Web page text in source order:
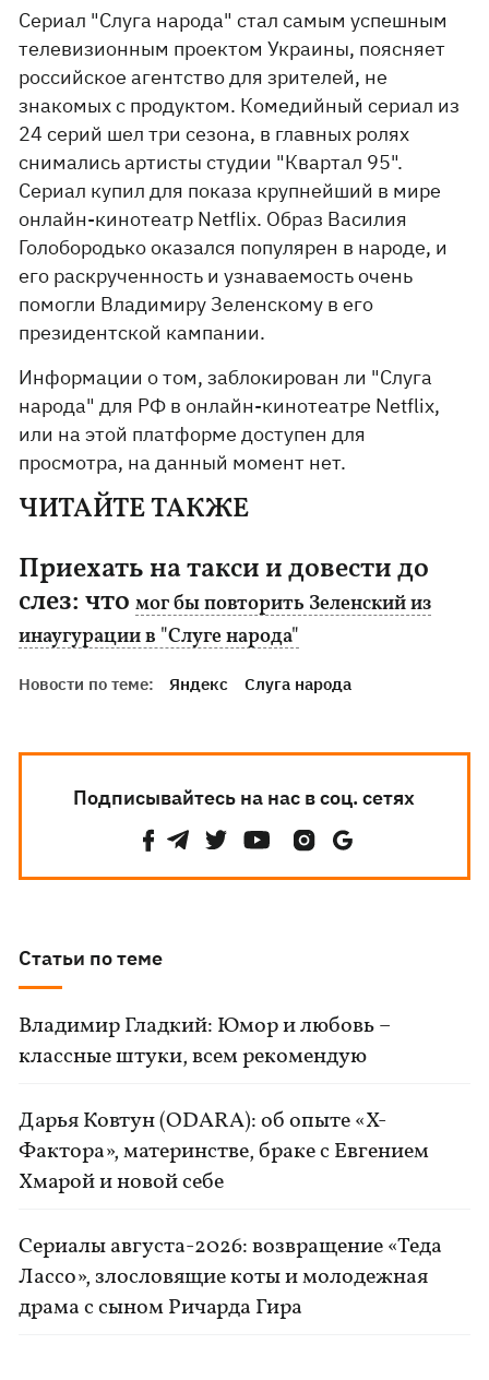
Сериал "Слуга народа" стал самым успешным
телевизионным проектом Украины, поясняет
российское агентство для зрителей, не
знакомых с продуктом. Комедийный сериал из
24 серий шел три сезона, в главных ролях
снимались артисты студии "Квартал 95".
Сериал купил для показа крупнейший в мире
онлайн-кинотеатр Netflix. Образ Василия
Голобородько оказался популярен в народе, и
его раскрученность и узнаваемость очень
помогли Владимиру Зеленскому в его
президентской кампании.
Информации о том, заблокирован ли "Слуга
народа" для РФ в онлайн-кинотеатре Netflix,
или на этой платформе доступен для
просмотра, на данный момент нет.
ЧИТАЙТЕ ТАКЖЕ
Приехать на такси и довести до
слез: чтомог бы повторить Зеленский из
инаугурации в "Слуге народа"
Новости по теме: Яндекс Слуга народа
Подписывайтесь на нас в соц. сетях
Статьи по теме
Владимир Гладкий: Юмор и любовь –
классные штуки, всем рекомендую
Дарья Ковтун (ODARA): об опыте «Х-
Фактора», материнстве, браке с Евгением
Хмарой и новой себе
Сериалы августа-2026: возвращение «Теда
Лассо», злословящие коты и молодежная
драма с сыном Ричарда Гира